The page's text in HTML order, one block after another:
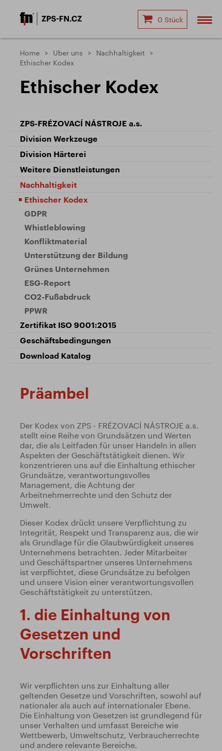
0 Stück
Home Uber uns
Nachhaltigkeit
Ethischer Kodex
Ethischer Kodex
ZPS-FRÉZOVACÍ NÁSTROJE a.s.
Division Werkzeuge
Division Härterei
Weitere Dienstleistungen
Nachhaltigkeit
Ethischer Kodex
GDPR
Whistleblowing
Konfliktmaterial
Unterstützung der Bildung
Grünes Unternehmen
ESG-Report
CO2-Fußabdruck
PPWR
Zertifikat ISO 9001:2015
Geschäftsbedingungen
Download Katalog
Präambel
Der Kodex von ZPS - FRÉZOVACÍ NÁSTROJE a.s.
stellt eine Reihe von Grundsätzen und Werten
dar, die als Leitfaden für unser Handeln in allen
Aspekten der Geschäftstätigkeit dienen. Wir
konzentrieren uns auf die Einhaltung ethischer
Grundsätze, verantwortungsvolles
Management, die Achtung der
Arbeitnehmerrechte und den Schutz der
Umwelt.
Dieser Kodex drückt unsere Verpflichtung zu
Integrität, Respekt und Transparenz aus, die wir
als Grundlage für die Glaubwürdigkeit unseres
Unternehmens betrachten. Jeder Mitarbeiter
und Geschäftspartner unseres Unternehmens
ist verpflichtet, diese Grundsätze zu befolgen
und unsere Vision einer verantwortungsvollen
Geschäftstätigkeit zu unterstützen.
1. die Einhaltung von
Gesetzen und
Vorschriften
Wir verpflichten uns zur Einhaltung aller
geltenden Gesetze und Vorschriften, sowohl auf
nationaler als auch auf internationaler Ebene.
Die Einhaltung von Gesetzen ist grundlegend für
unser Verhalten und umfasst Bereiche wie
Wettbewerb, Umweltschutz, Verbraucherrechte
und andere relevante Bereiche.